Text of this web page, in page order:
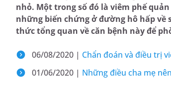
nhỏ. Một trong số đó là viêm phế
những biến chứng ở đường hô hấp về
thức tổng quan về căn bệnh này để
06/08/2020 | Chẩn đoán và điều trị
01/06/2020 | Những điều cha mẹ